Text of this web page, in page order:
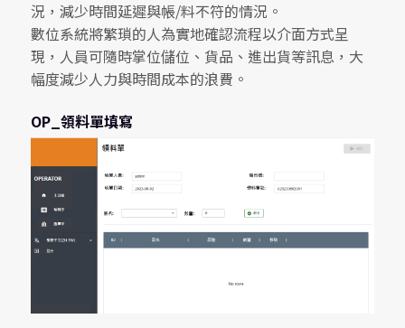
況，減少時間延遲與帳/料不符的情況。
數位系統將繁瑣的人為實地確認流程以介面方式呈
現，人員可隨時掌位儲位、貨品、進出貨等訊息，大
幅度減少人力與時間成本的浪費。
OP_領料單填寫